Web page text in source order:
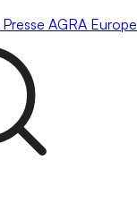
Presse AGRA Europe